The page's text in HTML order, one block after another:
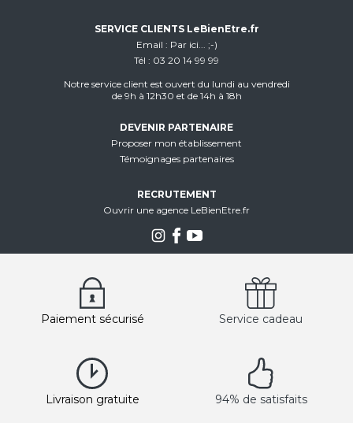
SERVICE CLIENTS LeBienEtre.fr
Email
Par ici... ;-)
Tél
03 20 14 99 99
Notre service client est ouvert du lundi au vendredi
de 9h à 12h30 et de 14h à 18h
DEVENIR PARTENAIRE
Proposer mon établissement
Témoignages partenaires
RECRUTEMENT
Ouvrir une agence LeBienEtre.fr
Paiement sécurisé Service cadeau
Livraison gratuite 94% de satisfaits